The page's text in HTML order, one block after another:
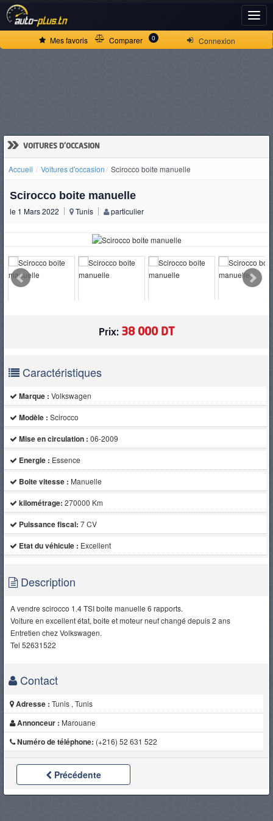
Connexion
Mes favoris Comparer 0
» VOITURES D'OCCASION
Accueil Voitures d'occasion Scirocco boite manuelle
Scirocco boite manuelle
le 1 Mars 2022 Tunis particulier
Prix: 38 000 DT
Caractéristiques
Marque : Volkswagen
Modèle : Scirocco
Mise en circulation : 06-2009
Energie : Essence
Boite vitesse : Manuelle
kilométrage: 270000 Km
Puissance fiscal: 7 CV
Etat du véhicule : Excellent
Description
A vendre scirocco 1.4 TSI boite manuelle 6 rapports.
Voiture en excellent état, boite et moteur neuf changé depuis 2 ans
Entretien chez Volkswagen.
Tel 52631522
Contact
Adresse : Tunis , Tunis
Annonceur : Marouane
Numéro de téléphone: (+216) 52 631 522
Précédente
ACCUEIL
D'OCCASION